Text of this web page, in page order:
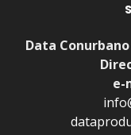
Data
e-